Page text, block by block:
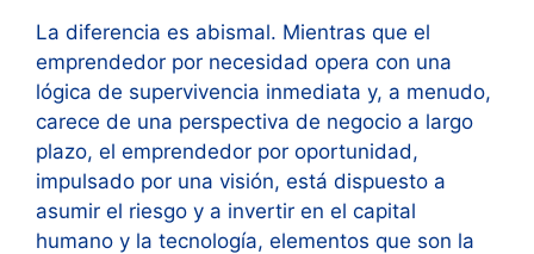
La diferencia es abismal. Mientras que el
emprendedor por necesidad opera con una
lógica de supervivencia inmediata y, a menudo,
carece de una perspectiva de negocio a largo
plazo, el emprendedor por oportunidad,
impulsado por una visión, está dispuesto a
asumir el riesgo y a invertir en el capital
humano y la tecnología, elementos que son la